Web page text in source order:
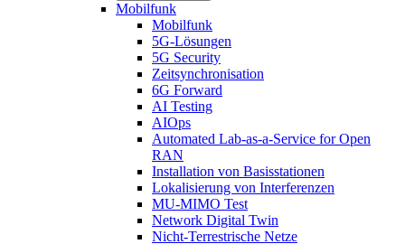
Mobilfunk
Mobilfunk
5G-Lösungen
5G Security
Zeitsynchronisation
6G Forward
AI Testing
AIOps
Automated Lab-as-a-Service for Open
RAN
Installation von Basisstationen
Lokalisierung von Interferenzen
MU-MIMO Test
Network Digital Twin
Nicht-Terrestrische Netze